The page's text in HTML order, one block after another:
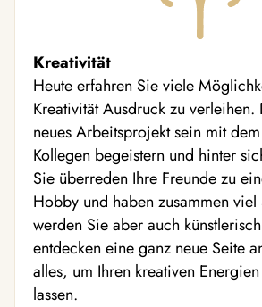
Kreativität
Heute erfahren Sie viele
Kreativität Ausdruck zu verleihen.
neues Arbeitsprojekt sein mit
Kollegen begeistern und hinter
Sie überreden Ihre Freunde zu
Hobby und haben zusammen
werden Sie aber auch
entdecken eine ganz neue Seite
alles, um Ihren kreativen
lassen.